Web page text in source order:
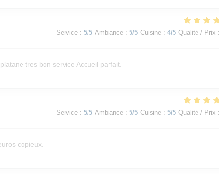
Service: 5/5 Ambiance: 5/5 Cuisine: 4/5 Qualité / Prix :
tres bon service Accueil parfait.
Service: 5/5 Ambiance: 5/5 Cuisine: 5/5 Qualité / Prix :
copieux.